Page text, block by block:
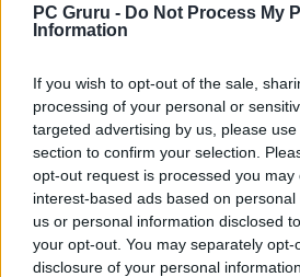
PC Gruru - Do Not Process My
Information
If you wish to opt-out of the sale,
processing of your personal or
targeted advertising by us, please
section to confirm your selection.
opt-out request is processed you may
interest-based ads based on
us or personal information disclosed
your opt-out. You may separately
disclosure of your personal